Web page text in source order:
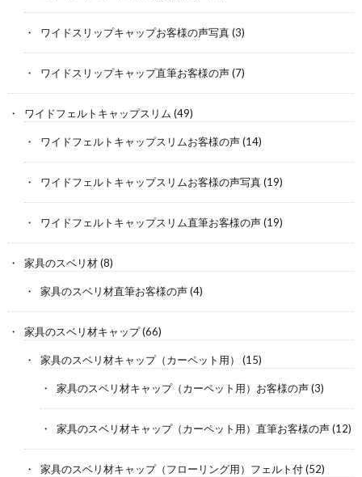
ワイドスリップキャップお客様の声写真(3)
ワイドスリップキャップ直筆お客様の声(7)
ワイドフェルトキャップスリム (49)
ワイドフェルトキャップスリムお客様の声(14)
ワイドフェルトキャップスリムお客様の声写真(19)
ワイドフェルトキャップスリム直筆お客様の声(19)
家具のスベリ材(8)
家具のスベリ材直筆お客様の声(4)
家具のスベリ材キャップ(66)
家具のスベリ材キャップ（カーペット用） (15)
家具のスベリ材キャップ（カーペット用）お客様の声(3)
家具のスベリ材キャップ（カーペット用）直筆お客様の声(12)
家具のスベリ材キャップ（フローリング用）フェルト付(52)